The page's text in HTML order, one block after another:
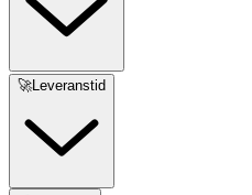
🚀Leveranstid